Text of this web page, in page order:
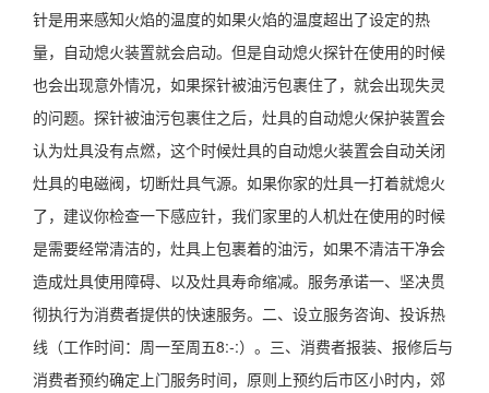
针是用来感知火焰的温度的如果火焰的温度超出了设定的热
量，自动熄火装置就会启动。但是自动熄火探针在使用的时候
也会出现意外情况，如果探针被油污包裹住了，就会出现失灵
的问题。探针被油污包裹住之后，灶具的自动熄火保护装置会
认为灶具没有点燃，这个时候灶具的自动熄火装置会自动关闭
灶具的电磁阀，切断灶具气源。如果你家的灶具一打着就熄火
了，建议你检查一下感应针，我们家里的人机灶在使用的时候
是需要经常清洁的，灶具上包裹着的油污，如果不清洁干净会
造成灶具使用障碍、以及灶具寿命缩减。服务承诺一、坚决贯
彻执行为消费者提供的快速服务。二、设立服务咨询、投诉热
线（工作时间：周一至周五8:-:）。三、消费者报装、报修后与
消费者预约确定上门服务时间，原则上预约后市区小时内，郊